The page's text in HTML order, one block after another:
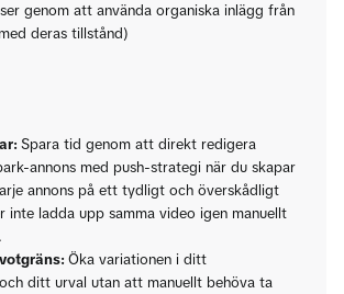
genom att använda organiska inlägg från
deras tillstånd)
Spara tid genom att direkt redigera
annons med push-strategi när du skapar
annons på ett tydligt och överskådligt
inte ladda upp samma video igen manuellt
Öka variationen i ditt
ditt urval utan att manuellt behöva ta